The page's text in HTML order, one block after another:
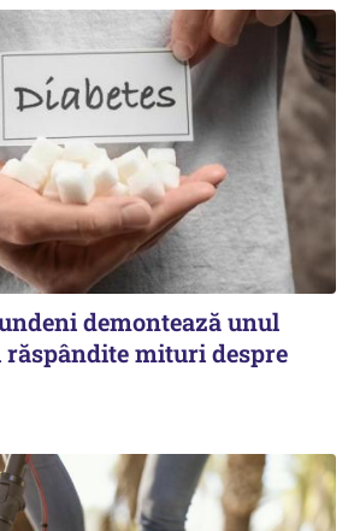
demontează unul
mituri despre